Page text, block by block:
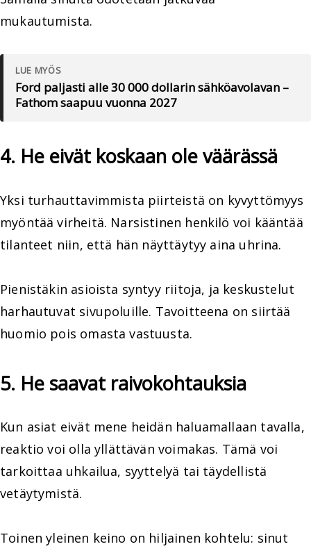
mukautumista.
LUE MYÖS
Ford paljasti alle 30 000 dollarin sähköavolavan –
Fathom saapuu vuonna 2027
4. He eivät koskaan ole väärässä
Yksi turhauttavimmista piirteistä on kyvyttömyys
myöntää virheitä. Narsistinen henkilö voi kääntää
tilanteet niin, että hän näyttäytyy aina uhrina.
Pienistäkin asioista syntyy riitoja, ja keskustelut
harhautuvat sivupoluille. Tavoitteena on siirtää
huomio pois omasta vastuusta.
5. He saavat raivokohtauksia
Kun asiat eivät mene heidän haluamallaan tavalla,
reaktio voi olla yllättävän voimakas. Tämä voi
tarkoittaa uhkailua, syyttelyä tai täydellistä
vetäytymistä.
Toinen yleinen keino on hiljainen kohtelu: sinut